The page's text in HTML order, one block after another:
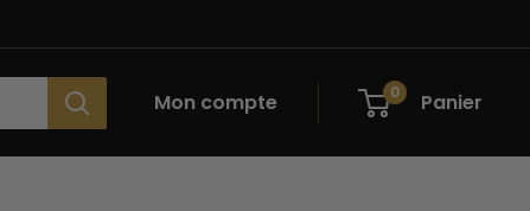
Mon compte 0 Panier